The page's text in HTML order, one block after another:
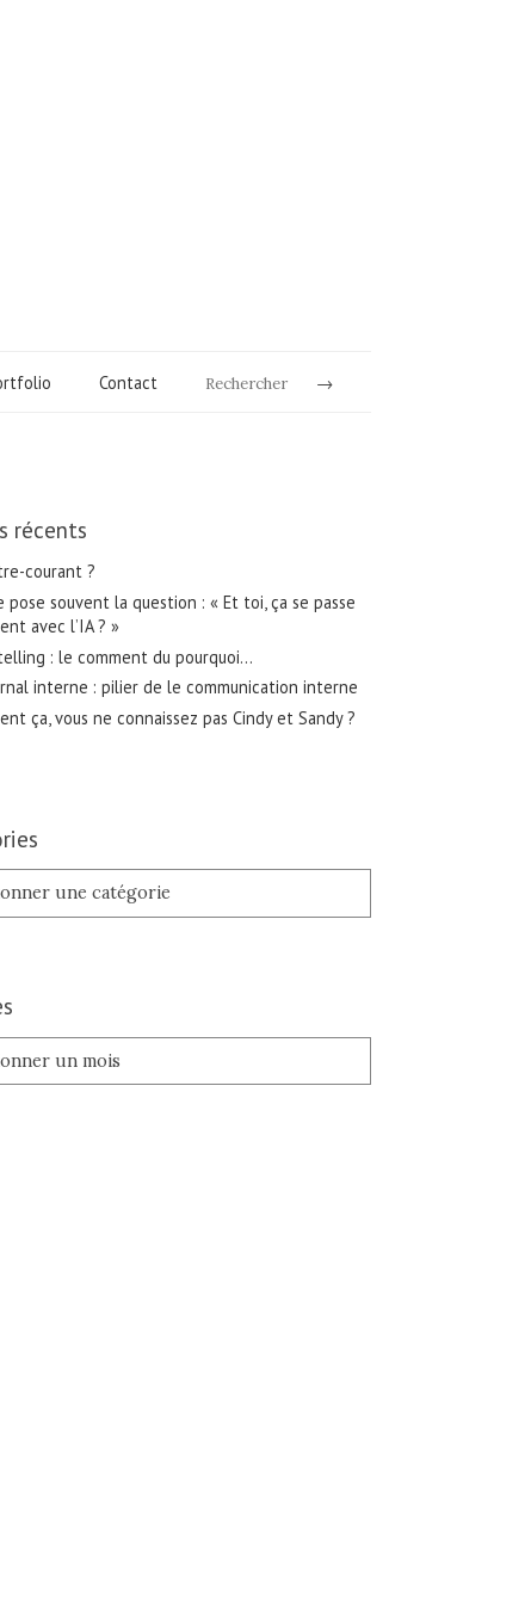
Contact Rechercher
récents
courant ?
pose souvent la question : « Et toi, ça se passe
avec l’IA ? »
: le comment du pourquoi…
interne : pilier de le communication interne
ça, vous ne connaissez pas Cindy et Sandy ?